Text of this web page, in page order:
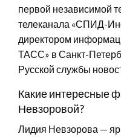
первой независимой
телеканала «СПИД-
директором
ТАСС» в Санкт-
Русской службы
Какие интересные
Невзоровой?
Лидия Невзорова —